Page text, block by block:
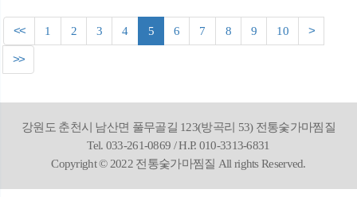
<< 1 2 3 4 5 6 7 8 9 10 >
>>
강원도 춘천시 남산면 풀무골길 123(방곡리 53) 전통숯가마찜질
Tel. 033-261-0869 / H.P. 010-3313-6831
Copyright © 2022 전통숯가마찜질 All rights Reserved.